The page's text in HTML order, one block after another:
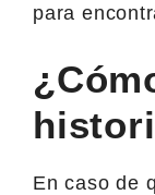
para
En caso de